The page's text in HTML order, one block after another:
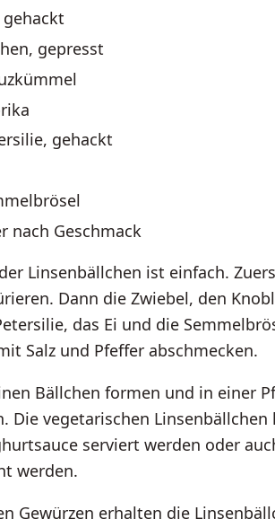
gepresst
gehackt
nach Geschmack
Linsenbällchen ist einfach.
Dann die Zwiebel, den
das Ei und die
Salz und Pfeffer abschmecken.
Bällchen formen und in einer
Die vegetarischen
serviert werden oder
werden.
Gewürzen erhalten die